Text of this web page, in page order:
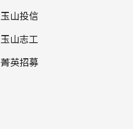
玉山投信
玉山志工
菁英招募